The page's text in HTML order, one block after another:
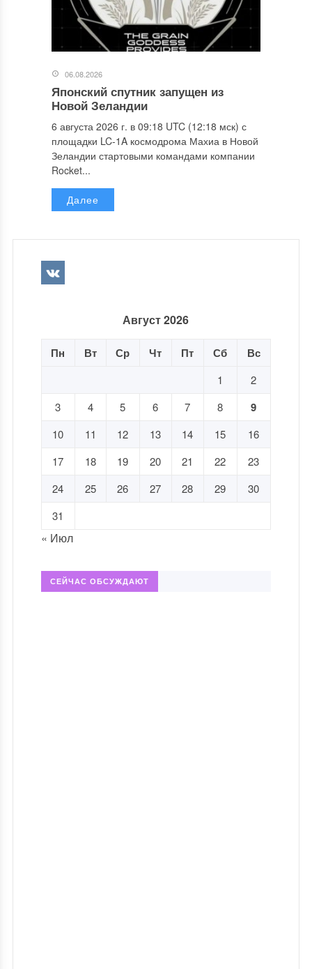
06.08.2026
Японский спутник запущен из
Новой Зеландии
6 августа 2026 г. в 09:18 UTC (12:18 мск) с
площадки LC-1A космодрома Махиа в Новой
Зеландии стартовыми командами компании
Rocket...
Далее
Август 2026
Пн Вт Ср Чт Пт Сб Вс
1
2
3
4 5 6 7 8 9
10 11 12 13 14 15
16
17
18 19 20 21 22
23
24
25 26 27 28 29
30
31
« Июл
СЕЙЧАС ОБСУЖДАЮТ